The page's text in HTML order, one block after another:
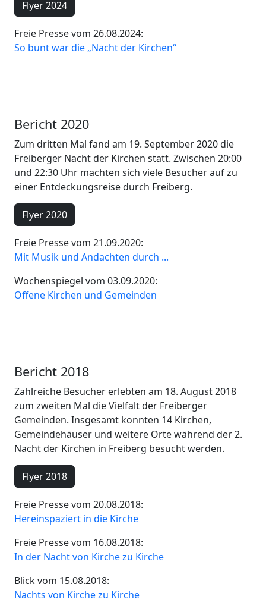
Flyer 2024
Freie Presse vom 26.08.2024:
So bunt war die „Nacht der Kirchen“
Bericht 2020
Zum dritten Mal fand am 19. September 2020 die
Freiberger Nacht der Kirchen statt. Zwischen 20:00
und 22:30 Uhr machten sich viele Besucher auf zu
einer Entdeckungsreise durch Freiberg.
Flyer 2020
Freie Presse vom 21.09.2020:
Mit Musik und Andachten durch ...
Wochenspiegel vom 03.09.2020:
Offene Kirchen und Gemeinden
Bericht 2018
Zahlreiche Besucher erlebten am 18. August 2018
zum zweiten Mal die Vielfalt der Freiberger
Gemeinden. Insgesamt konnten 14 Kirchen,
Gemeindehäuser und weitere Orte während der 2.
Nacht der Kirchen in Freiberg besucht werden.
Flyer 2018
Freie Presse vom 20.08.2018:
Hereinspaziert in die Kirche
Freie Presse vom 16.08.2018:
In der Nacht von Kirche zu Kirche
Blick vom 15.08.2018:
Nachts von Kirche zu Kirche